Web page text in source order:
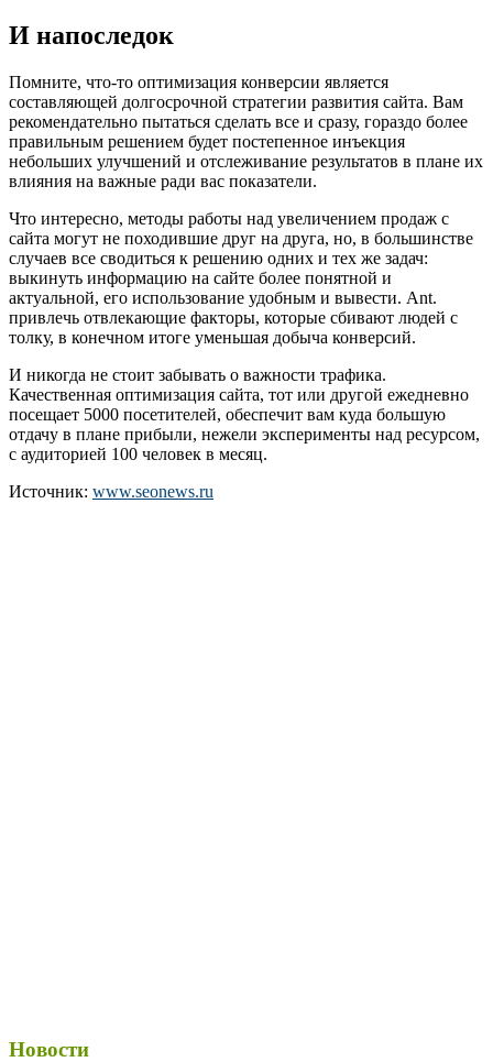
И напоследок
Помните, что-то оптимизация конверсии является
составляющей долгосрочной стратегии развития сайта. Вам
рекомендательно пытаться сделать все и сразу, гораздо более
правильным решением будет постепенное инъекция
небольших улучшений и отслеживание результатов в плане их
влияния на важные ради вас показатели.
Что интересно, методы работы над увеличением продаж с
сайта могут не походившие друг на друга, но, в большинстве
случаев все сводиться к решению одних и тех же задач:
выкинуть информацию на сайте более понятной и
актуальной, его использование удобным и вывести. Ant.
привлечь отвлекающие факторы, которые сбивают людей с
толку, в конечном итоге уменьшая добыча конверсий.
И никогда не стоит забывать о важности трафика.
Качественная оптимизация сайта, тот или другой ежедневно
посещает 5000 посетителей, обеспечит вам куда большую
отдачу в плане прибыли, нежели эксперименты над ресурсом,
с аудиторией 100 человек в месяц.
Источник: www.seonews.ru
Новости